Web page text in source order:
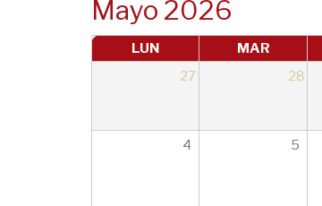
Mayo 2026
LUN MAR
27
28
4 5